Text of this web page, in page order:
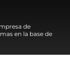
de
en la base de